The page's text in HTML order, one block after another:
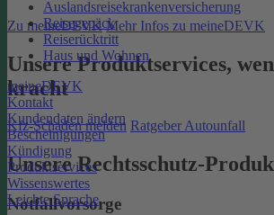
Auslandsreisekrankenversicherung
Reisegepäck
Reiserücktritt
Haus und Wohnen
meineDEVK
Kontakt
Kundendaten ändern
Bescheinigungen
Kündigung
Produktservices
Wissenswertes
Leichte Sprache
Zu meineDEVK Mehr Infos zu meineDEVK
Unsere Produktservices,
kracht
Kfz-Schaden melden Ratgeber Autounfall
Unsere Rechtsschutz-
Notfallvorsorge